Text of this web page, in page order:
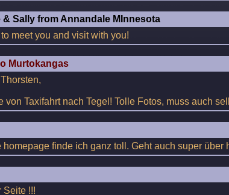
& Sally from Annandale MInnesota
meet you and visit with you!
Murtokangas
von Taxifahrt nach Tegel! Tolle Fotos, muss auch
homepage finde ich ganz toll. Geht auch super über
Seite !!!